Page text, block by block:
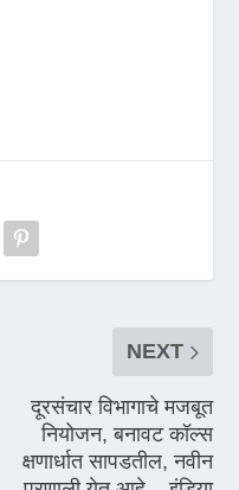
NEXT
दूरसंचार विभागाचे मजबूत
नियोजन, बनावट कॉल्स
क्षणार्धात सापडतील, नवीन